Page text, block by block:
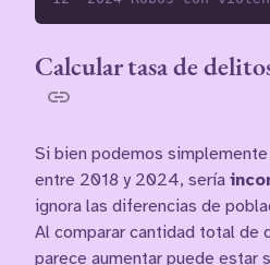
Calcular tasa de
Si bien podemos
entre 2018 y 2024, sería
ignora las diferencias de
Al comparar cantidad total de
parece aumentar puede estar